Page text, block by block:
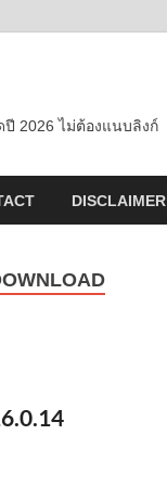
2026 ไม่ต้องแนบลิงก์
DISCLAIMER